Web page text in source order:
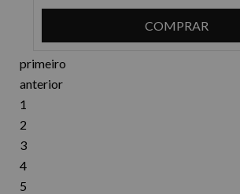
COMPRAR
primeiro
anterior
1
2
3
4
5